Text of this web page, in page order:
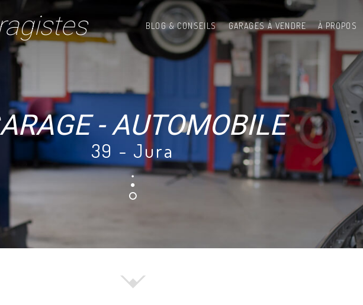
BLOG & CONSEILS GARAGES À VENDRE À PROPOS
- AUTOMOBILE
39 - Jura